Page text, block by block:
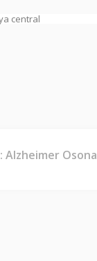
central
Alzheimer Osona